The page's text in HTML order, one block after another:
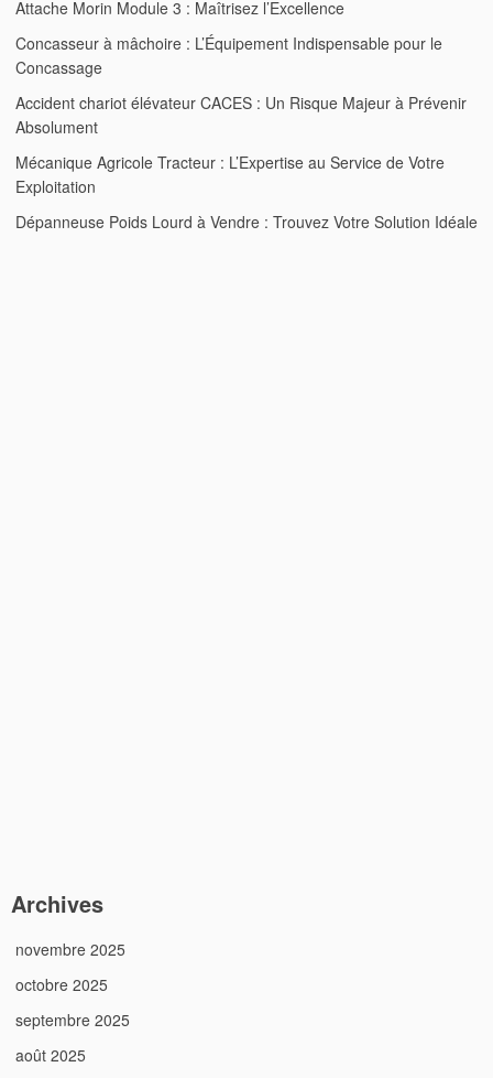
Attache Morin Module 3 : Maîtrisez l’Excellence
Concasseur à mâchoire : L’Équipement Indispensable pour le
Concassage
Accident chariot élévateur CACES : Un Risque Majeur à Prévenir
Absolument
Mécanique Agricole Tracteur : L’Expertise au Service de Votre
Exploitation
Dépanneuse Poids Lourd à Vendre : Trouvez Votre Solution Idéale
Archives
novembre 2025
octobre 2025
septembre 2025
août 2025